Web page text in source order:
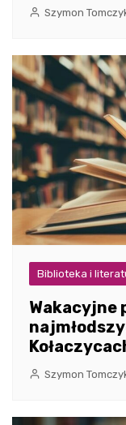
Szymon
Biblioteka i
Wakacyjne
Szymon